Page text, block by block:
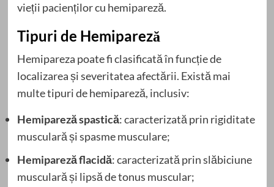
vieții pacienților cu hemipareză.
Tipuri de Hemipareză
Hemipareza poate fi clasificată în funcție de
localizarea și severitatea afectării. Există mai
multe tipuri de hemipareză, inclusiv:
Hemipareză spastică: caracterizată prin rigiditate
musculară și spasme musculare;
Hemipareză flacidă: caracterizată prin slăbiciune
musculară și lipsă de tonus muscular;